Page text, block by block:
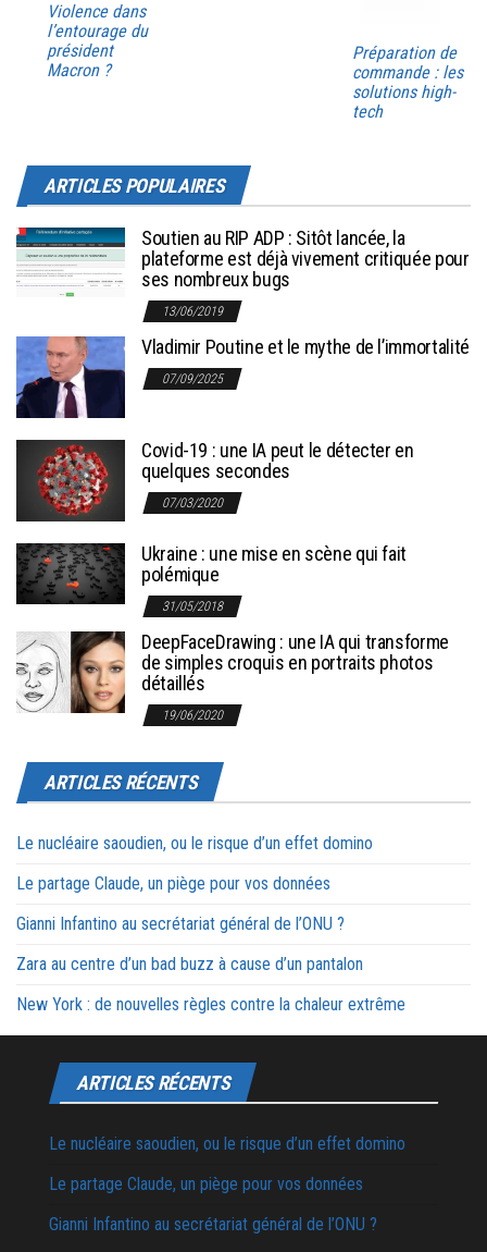
Violence dans
l’entourage du
président
Macron ?
Préparation de
commande : les
solutions high-
tech
ARTICLES POPULAIRES
Soutien au RIP ADP : Sitôt lancée, la
plateforme est déjà vivement critiquée pour
ses nombreux bugs
13/06/2019
Vladimir Poutine et le mythe de l’immortalité
07/09/2025
Covid-19 : une IA peut le détecter en
quelques secondes
07/03/2020
Ukraine : une mise en scène qui fait
polémique
31/05/2018
DeepFaceDrawing : une IA qui transforme
de simples croquis en portraits photos
détaillés
19/06/2020
ARTICLES RÉCENTS
Le nucléaire saoudien, ou le risque d’un effet domino
Le partage Claude, un piège pour vos données
Gianni Infantino au secrétariat général de l’ONU ?
Zara au centre d’un bad buzz à cause d’un pantalon
New York : de nouvelles règles contre la chaleur extrême
ARTICLES RÉCENTS
Le nucléaire saoudien, ou le risque d’un effet domino
Le partage Claude, un piège pour vos données
Gianni Infantino au secrétariat général de l’ONU ?